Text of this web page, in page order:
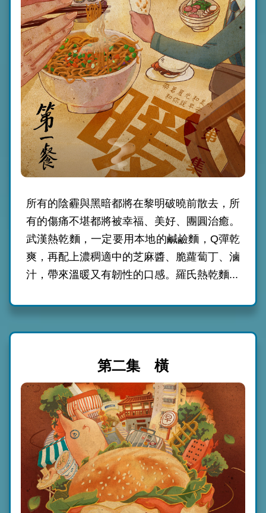
所有的陰霾與黑暗都將在黎明破曉前散去，所
有的傷痛不堪都將被幸福、美好、團圓治癒。
武漢熱乾麵，一定要用本地的鹹鹼麵，Q彈乾
爽，再配上濃稠適中的芝麻醬、脆蘿蔔丁、滷
汁，帶來溫暖又有韌性的口感。羅氏熱乾麵...
第二集 橫